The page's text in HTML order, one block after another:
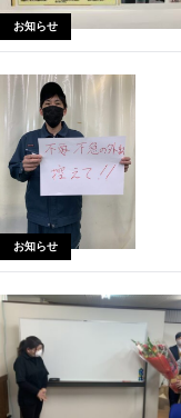
お知らせ
お知らせ